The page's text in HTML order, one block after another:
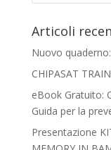
Articoli
Nuovo
CHIPASAT
eBook Gratuito:
Guida per la
Presentazione